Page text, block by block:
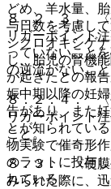
どめ、羊水量、
与日数を考慮し
シクロオキシゲ
し、胎児の腎機
が起きたとの報
娠中期以降の妊
告があり、また
とが知られてい
物実験で催奇形
のラットに投与
れている。
８．２．３． 〈
リガーポイント
っていないこと
の逆流がないこ
８．２．４． 〈
リガーポイント
こと。
８．３． 〈硬膜
みられた際に、